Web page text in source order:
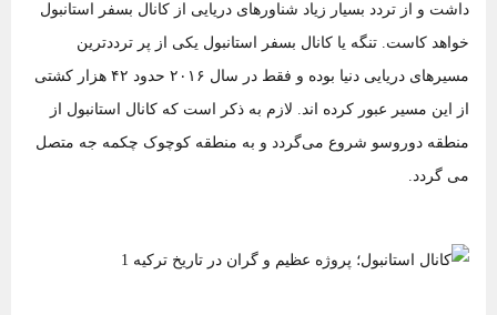
داشت و از تردد بسیار زیاد شناورهای دریایی از کانال بسفر استانبول
خواهد کاست. تنگه یا کانال بسفر استانبول یکی از پر ترددترین
مسیرهای دریایی دنیا بوده و فقط در سال ۲۰۱۶ حدود ۴۲ هزار کشتی
از این مسیر عبور کرده اند. لازم به ذکر است که کانال استانبول از
منطقه دوروسو شروع می‌گردد و به منطقه کوچوک چکمه جه متصل
می گردد.